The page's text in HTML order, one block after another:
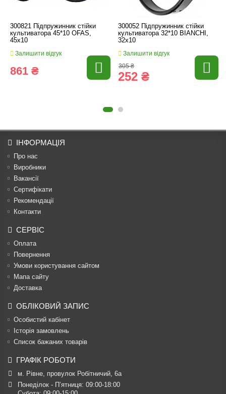
300821 Підпружинник стійки
культиватора 45*10 OFAS,
45x10
Залишити відгук
861 ₴
300052 Підпружинник стійки
культиватора 32*10 BIANCHI,
32x10
Залишити відгук
305 ₴
252 ₴
ІНФОРМАЦІЯ
Про нас
Виробники
Вакансії
Сертифікати
Рекомендації
Контакти
СЕРВІС
Оплата
Повернення
Умови користування сайтом
Мапа сайту
Доставка
ОБЛІКОВИЙ ЗАПИС
Особистий кабінет
Історія замовлень
Список бажаних товарів
ГРАФІК РОБОТИ
м. Рівне, провулок Робітничий, 6а
Понеділок - П’ятниця: 09:00-18:00